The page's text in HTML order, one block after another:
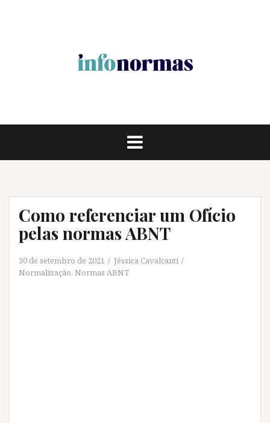
Como referenciar um Ofício
pelas normas ABNT
30 de setembro de 2021
Jéssica Cavalcanti
Normalização, Normas ABNT